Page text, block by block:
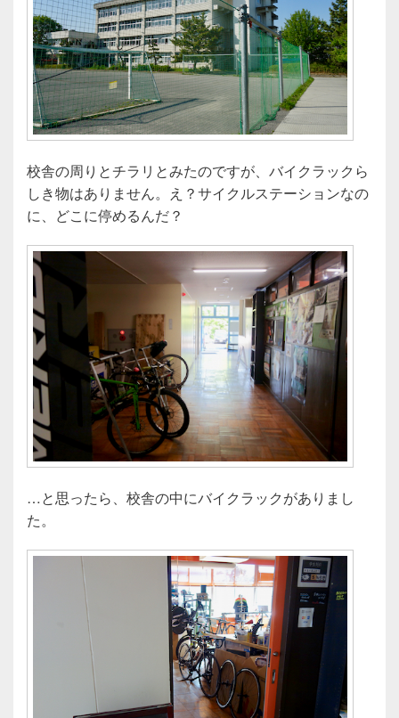
校舎の周りとチラリとみたのですが、バイクラックら
しき物はありません。え？サイクルステーションなの
に、どこに停めるんだ？
…と思ったら、校舎の中にバイクラックがありまし
た。